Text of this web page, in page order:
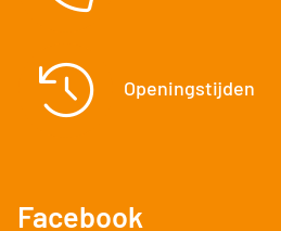
Openingstijden
Facebook